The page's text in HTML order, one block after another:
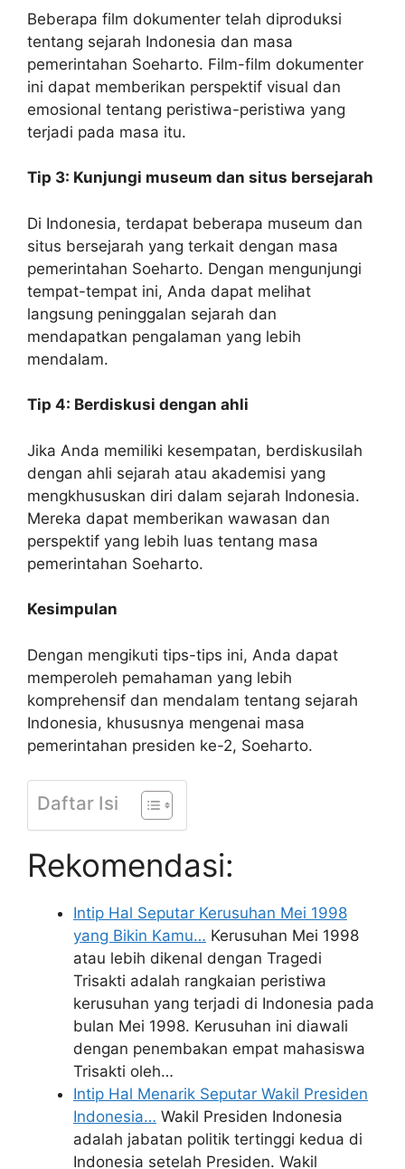
Beberapa film dokumenter telah diproduksi
tentang sejarah Indonesia dan masa
pemerintahan Soeharto. Film-film dokumenter
ini dapat memberikan perspektif visual dan
emosional tentang peristiwa-peristiwa yang
terjadi pada masa itu.
Tip 3: Kunjungi museum dan situs bersejarah
Di Indonesia, terdapat beberapa museum dan
situs bersejarah yang terkait dengan masa
pemerintahan Soeharto. Dengan mengunjungi
tempat-tempat ini, Anda dapat melihat
langsung peninggalan sejarah dan
mendapatkan pengalaman yang lebih
mendalam.
Tip 4: Berdiskusi dengan ahli
Jika Anda memiliki kesempatan, berdiskusilah
dengan ahli sejarah atau akademisi yang
mengkhususkan diri dalam sejarah Indonesia.
Mereka dapat memberikan wawasan dan
perspektif yang lebih luas tentang masa
pemerintahan Soeharto.
Kesimpulan
Dengan mengikuti tips-tips ini, Anda dapat
memperoleh pemahaman yang lebih
komprehensif dan mendalam tentang sejarah
Indonesia, khususnya mengenai masa
pemerintahan presiden ke-2, Soeharto.
Daftar Isi
Rekomendasi:
Intip Hal Seputar Kerusuhan Mei 1998
yang Bikin Kamu… Kerusuhan Mei 1998
atau lebih dikenal dengan Tragedi
Trisakti adalah rangkaian peristiwa
kerusuhan yang terjadi di Indonesia pada
bulan Mei 1998. Kerusuhan ini diawali
dengan penembakan empat mahasiswa
Trisakti oleh…
Intip Hal Menarik Seputar Wakil Presiden
Indonesia… Wakil Presiden Indonesia
adalah jabatan politik tertinggi kedua di
Indonesia setelah Presiden. Wakil